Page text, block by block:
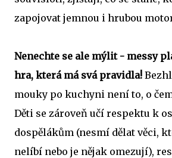
zapojovat jemnou i hrubou
Nenechte se ale mýlit - messy
hra, která má svá pravidla!
mouky po kuchyni není to, o
Děti se zároveň učí respektu k
dospělákům (nesmí dělat věci,
nelíbí nebo je nějak omezují),